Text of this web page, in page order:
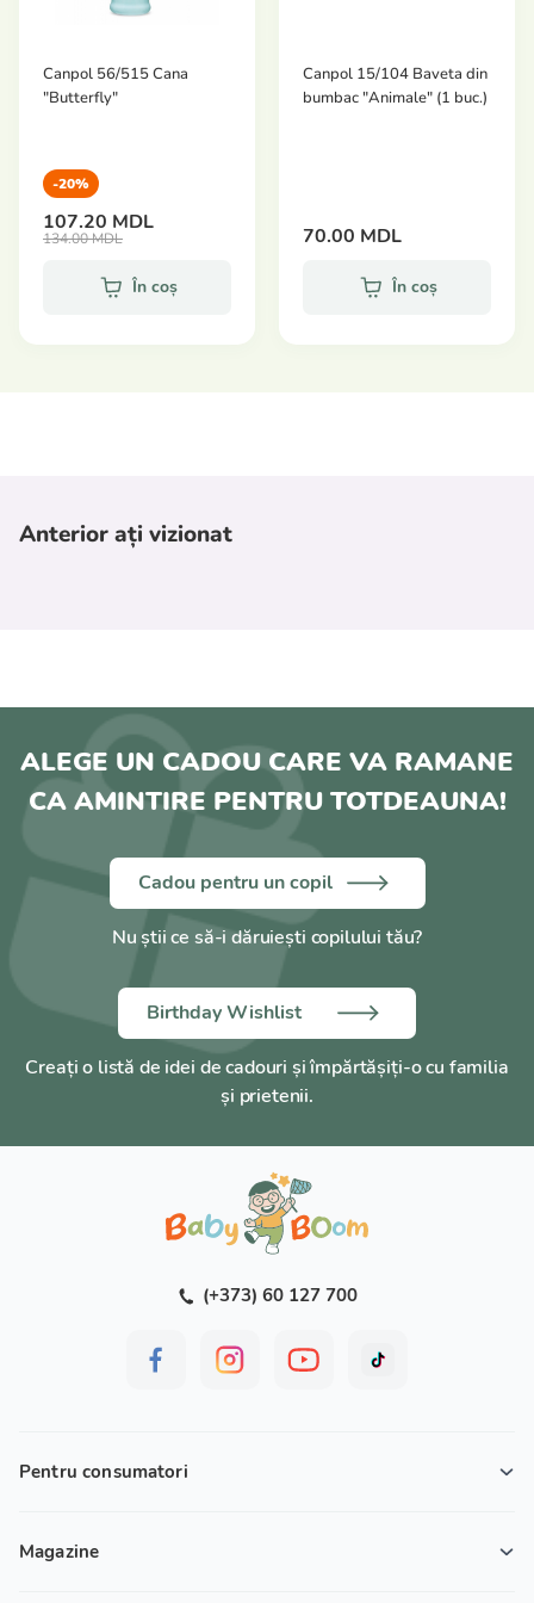
Canpol 56/515 Cana
"Butterfly"
-20%
107.20 MDL
134.00 MDL
În coș
Canpol 15/104 Baveta din
bumbac "Animale" (1 buc.)
70.00 MDL
În coș
Anterior ați vizionat
ALEGE UN CADOU CARE VA RAMANE
CA AMINTIRE PENTRU TOTDEAUNA!
Cadou pentru un copil
Nu știi ce să-i dăruiești copilului tău?
Birthday Wishlist
Creați o listă de idei de cadouri și împărtășiți-o cu familia
și prietenii.
(+373) 60 127 700
Pentru consumatori
Magazine